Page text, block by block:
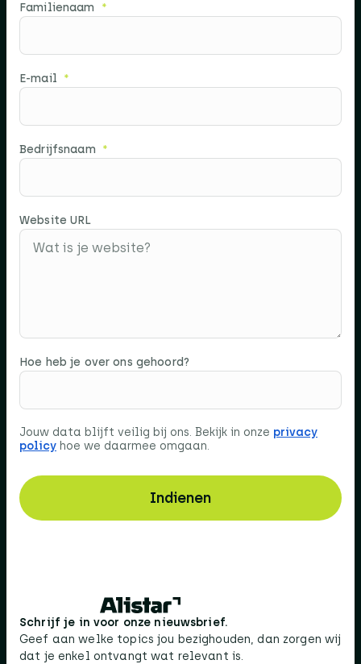
Familienaam
E-mail
Bedrijfsnaam
Website URL
Hoe heb je over ons gehoord?
Jouw data blijft veilig bij ons. Bekijk in onze privacy
policy hoe we daarmee omgaan.
Indienen
Schrijf je in voor onze nieuwsbrief.
Geef aan welke topics jou bezighouden, dan zorgen wij
dat je enkel ontvangt wat relevant is.